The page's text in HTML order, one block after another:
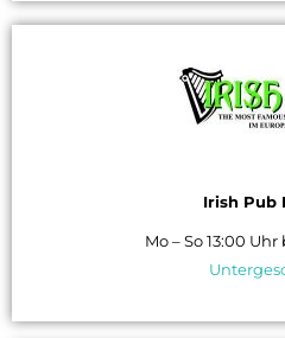
Irish Pub
Mo – So 13:00